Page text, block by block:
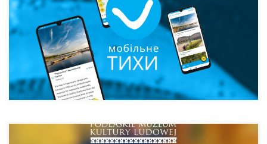
Podlaskie Muzeum Kultury Ludowej